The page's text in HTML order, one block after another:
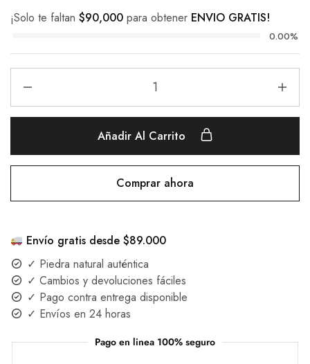
¡Solo te faltan $90,000 para obtener ENVIO GRATIS!
0.00%
Añadir Al Carrito
Comprar ahora
Envío gratis desde $89.000
✓ Piedra natural auténtica
✓ Cambios y devoluciones fáciles
✓ Pago contra entrega disponible
✓ Envíos en 24 horas
Pago en linea 100% seguro